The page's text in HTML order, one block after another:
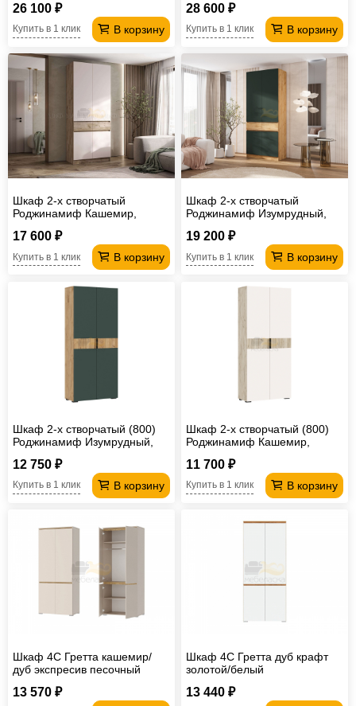
26 100 ₽
В корзину
Купить в 1 клик
28 600 ₽
В корзину
Купить в 1 клик
Шкаф 2-х створчатый
Роджинамиф Кашемир,
17 600 ₽
В корзину
Купить в 1 клик
Шкаф 2-х створчатый
Роджинамиф Изумрудный,
19 200 ₽
В корзину
Купить в 1 клик
Шкаф 2-х створчатый (800)
Роджинамиф Изумрудный,
12 750 ₽
В корзину
Купить в 1 клик
Шкаф 2-х створчатый (800)
Роджинамиф Кашемир,
11 700 ₽
В корзину
Купить в 1 клик
Шкаф 4С Гретта кашемир/
дуб экспресив песочный
13 570 ₽
Шкаф 4С Гретта дуб крафт
золотой/белый
13 440 ₽